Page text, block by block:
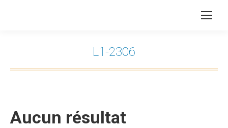
L1-2306
Aucun résultat